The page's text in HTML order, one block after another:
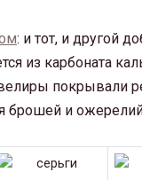
: и тот, и другой
из карбоната
покрывали
брошей и